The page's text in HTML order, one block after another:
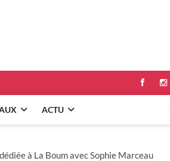
ACTU
à La Boum avec Sophie Marceau